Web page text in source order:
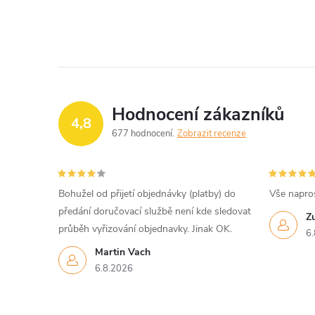
4,8 Hodnocení zákazníků
677 hodnocení Zobrazit recenze
Martin Vach
6.8.2026
Bohužel od přijetí objednávky (platby) do
předání doručovací službě není kde sledovat
průběh vyřizování objednavky. Jinak OK.
Vše